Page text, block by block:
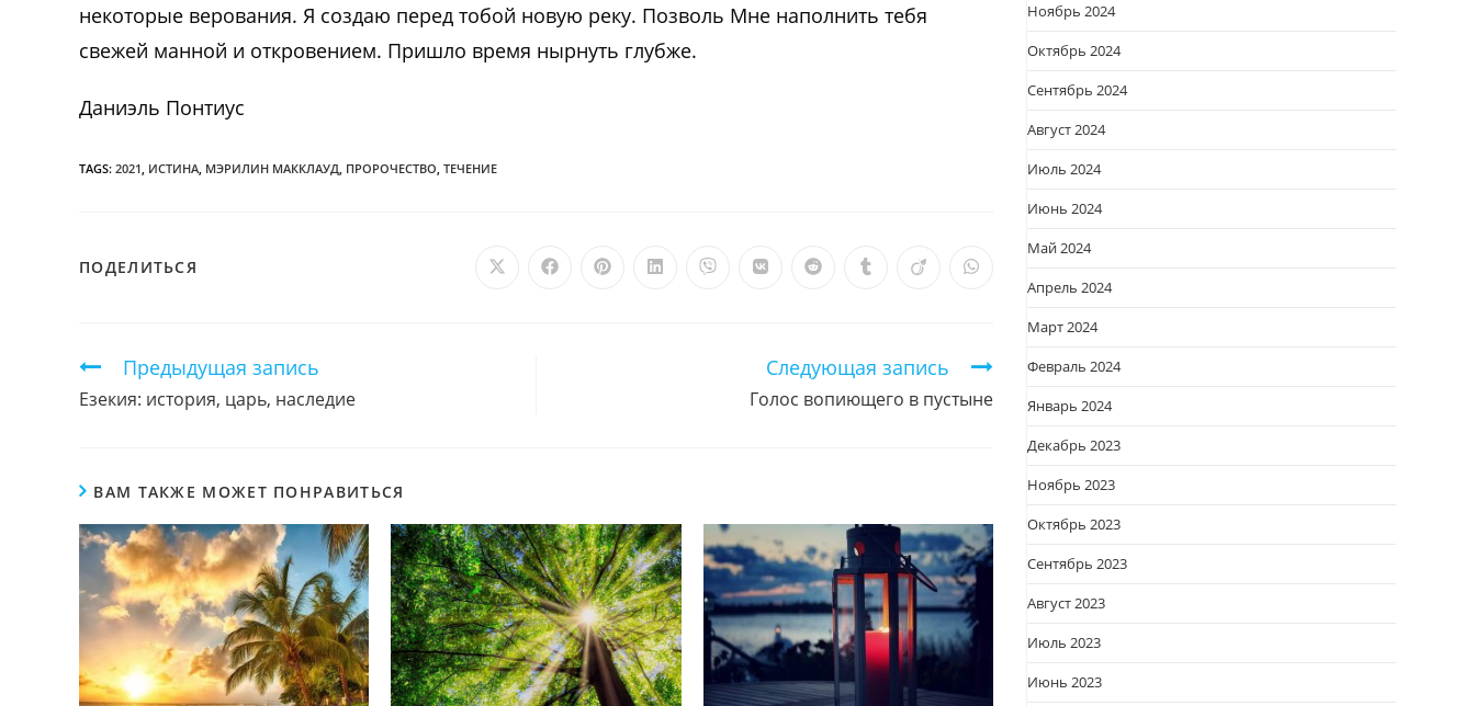
некоторые верования. Я создаю перед тобой новую реку. Позволь Мне наполнить тебя
свежей манной и откровением. Пришло время нырнуть глубже.
Даниэль Понтиус
TAGS: 2021, ИСТИНА, МЭРИЛИН МАККЛАУД, ПРОРОЧЕСТВО, ТЕЧЕНИЕ
ПОДЕЛИТЬСЯ Открывается
Открывается
Открывается
Открывается
Открывается
Открывается
Открывается
Открывается
Открывается
Открывается
новом
Продолжить
чтение
Предыдущая запись
Езекия: история, царь, наследие
Следующая запись
Голос вопиющего в пустыне
ВАМ ТАКЖЕ МОЖЕТ ПОНРАВИТЬСЯ
Ноябрь 2024
Октябрь 2024
Сентябрь 2024
Август 2024
Июль 2024
Июнь 2024
Май 2024
Апрель 2024
Март 2024
Февраль 2024
Январь 2024
Декабрь 2023
Ноябрь 2023
Октябрь 2023
Сентябрь 2023
Август 2023
Июль 2023
Июнь 2023